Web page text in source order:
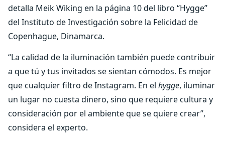
detalla Meik Wiking en la página 10 del libro “Hygge”
del Instituto de Investigación sobre la Felicidad de
Copenhague, Dinamarca.
“La calidad de la iluminación también puede contribuir
a que tú y tus invitados se sientan cómodos. Es mejor
que cualquier filtro de Instagram. En el hygge, iluminar
un lugar no cuesta dinero, sino que requiere cultura y
consideración por el ambiente que se quiere crear”,
considera el experto.